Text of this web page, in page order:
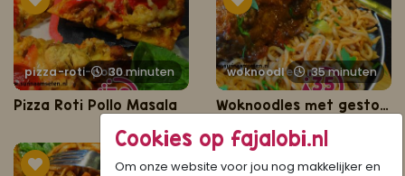
pizza-roti-pollo-masala
30 minuten
Pizza Roti Pollo Masala
woknoodles-met-gestoofde-kip
35 minuten
Woknoodles met gestoofde kip
Cookies op fajalobi.nl
Om onze website voor jou nog makkelijker en